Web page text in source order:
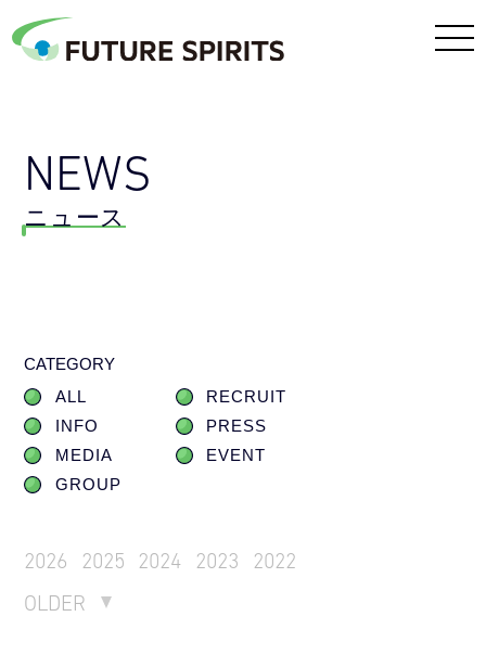
NEWS
ニュース
CATEGORY
ALL
RECRUIT
INFO
PRESS
MEDIA
EVENT
GROUP
2026 2025 2024 2023
2022
OLDER